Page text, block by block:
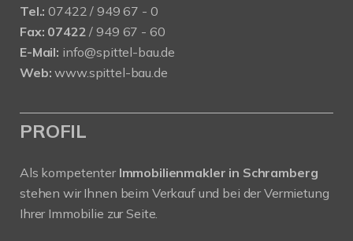
Tel.: 07422 / 949 67 - 0
Fax: 07422 / 949 67 - 60
E-Mail: info@spittel-bau.de
Web: www.spittel-bau.de
PROFIL
Als kompetenter Immobilienmakler in Schramberg
stehen wir Ihnen beim Verkauf und bei der Vermietung
Ihrer Immobilie zur Seite.